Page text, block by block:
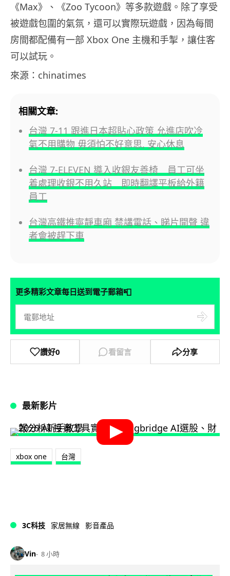
《Max》、《Zoo Tycoon》等多款遊戲。除了享受
被遊戲包圍的氣氛，還可以實際玩遊戲，因為每間
房間都配備有一部 Xbox One 主機和手掣，讓住客
可以試玩。
來源：chinatimes
相關文章:
台灣 7-11 跟進日本超貼心政策 允進店吹冷
氣不用購物 毋須怕不好意思, 安心休息
台灣 7-ELEVEN 導入收銀友善椅 員工可坐
着處理收銀不用久站 即時翻譯平板給外籍
員工
台灣高鐵推寧靜車廂 禁講電話、睇片開聲 違
者會被趕下車
更多精彩文章每日送到電子郵箱📮
讚好0 看留言 分享
最新影片
xbox one 台灣
3C科技 家居無線 影音產品
Vin 8 小時